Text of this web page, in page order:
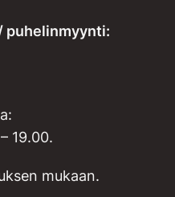
puhelinmyynti:
19.00.
mukaan.